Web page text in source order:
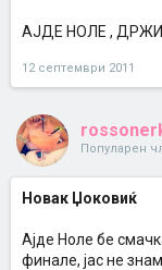
АЈДЕ НОЛЕ ,
12 септември 2011
Популарен
Новак Џоковиќ
Ајде Ноле бе
финале, јас не